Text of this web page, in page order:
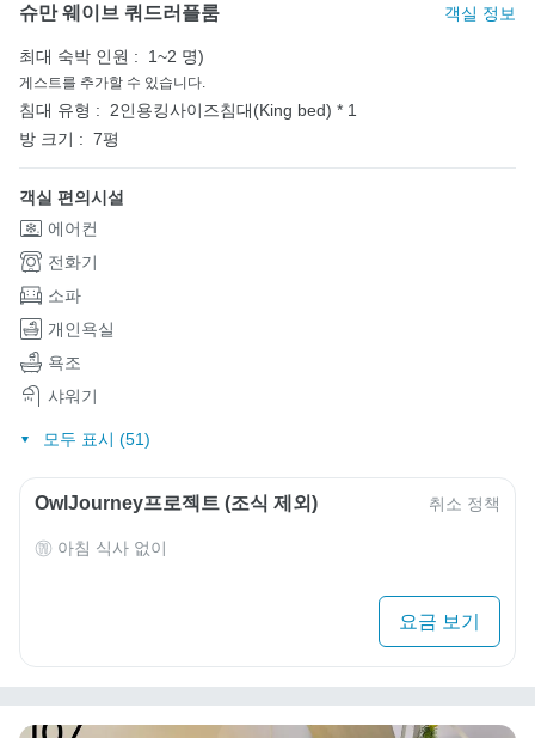
슈만 웨이브 쿼드러플룸 객실 정보
최대 숙박 인원 : 1~2 명)
게스트를 추가할 수 있습니다.
침대 유형 :
2인용킹사이즈침대(King bed) * 1
방 크기 : 7평
객실 편의시설
에어컨
전화기
소파
개인욕실
욕조
샤워기
모두 표시 (51)
OwlJourney프로젝트 (조식 제외) 취소 정책
아침 식사 없이
요금 보기